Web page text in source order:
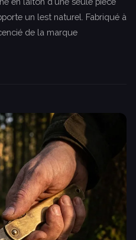
un lest naturel. Fabriqué à
de la marque